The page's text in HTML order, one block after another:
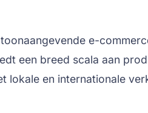
e-
een breed scala aan
lokale en internationale